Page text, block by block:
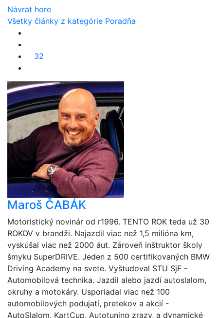
Návrat hore
Všetky články z kategórie Poradňa
32
Maroš ČABÁK
Motoristický novinár od r1996. TENTO ROK teda už 30
ROKOV v brandži. Najazdil viac než 1,5 milióna km,
vyskúšal viac než 2000 áut. Zároveň inštruktor školy
šmyku SuperDRIVE. Jeden z 500 certifikovaných BMW
Driving Academy na svete. Vyštudoval STU SjF -
Automobilová technika. Jazdil alebo jazdí autoslalom,
okruhy a motokáry. Usporiadal viac než 100
automobilových podujatí, pretekov a akcií -
AutoSlalom, KartCup, Autotuning zrazy, a dynamické